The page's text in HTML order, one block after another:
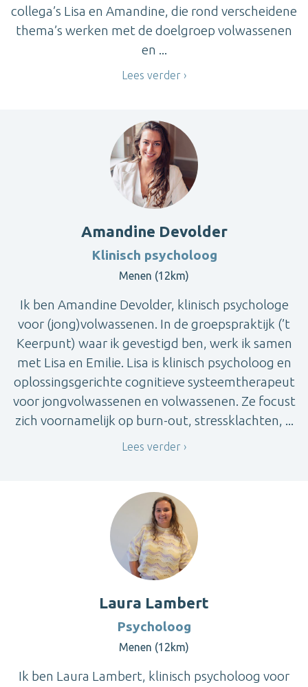
collega’s Lisa en Amandine, die rond verscheidene
thema’s werken met de doelgroep volwassenen
en ...
Lees verder
Amandine Devolder
Klinisch psycholoog
Menen (12km)
Ik ben Amandine Devolder, klinisch psychologe
voor (jong)volwassenen. In de groepspraktijk (’t
Keerpunt) waar ik gevestigd ben, werk ik samen
met Lisa en Emilie. Lisa is klinisch psycholoog en
oplossingsgerichte cognitieve systeemtherapeut
voor jongvolwassenen en volwassenen. Ze focust
zich voornamelijk op burn-out, stressklachten, ...
Lees verder
Laura Lambert
Psycholoog
Menen (12km)
Ik ben Laura Lambert, klinisch psycholoog voor